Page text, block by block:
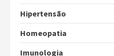
Hipertensão
Homeopatia
Imunologia